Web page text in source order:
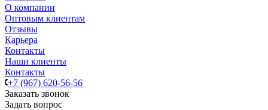
О компании
Оптовым клиентам
Отзывы
Карьера
Контакты
Наши клиенты
Контакты
+7 (967) 620-56-56
Заказать звонок
Задать вопрос